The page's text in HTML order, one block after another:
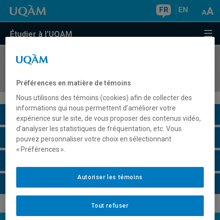
FR EN
Étudier à l'UQAM
COURS//
Description du cours
Horaire - Été 2026
Préférences en matière de témoins
Nous utilisons des témoins (cookies) afin de collecter des
informations qui nous permettent d’améliorer votre
expérience sur le site, de vous proposer des contenus vidéo,
d’analyser les statistiques de fréquentation, etc. Vous
pouvez personnaliser votre choix en sélectionnant
« Préférences ».
Tout refuser
Autoriser les témoins